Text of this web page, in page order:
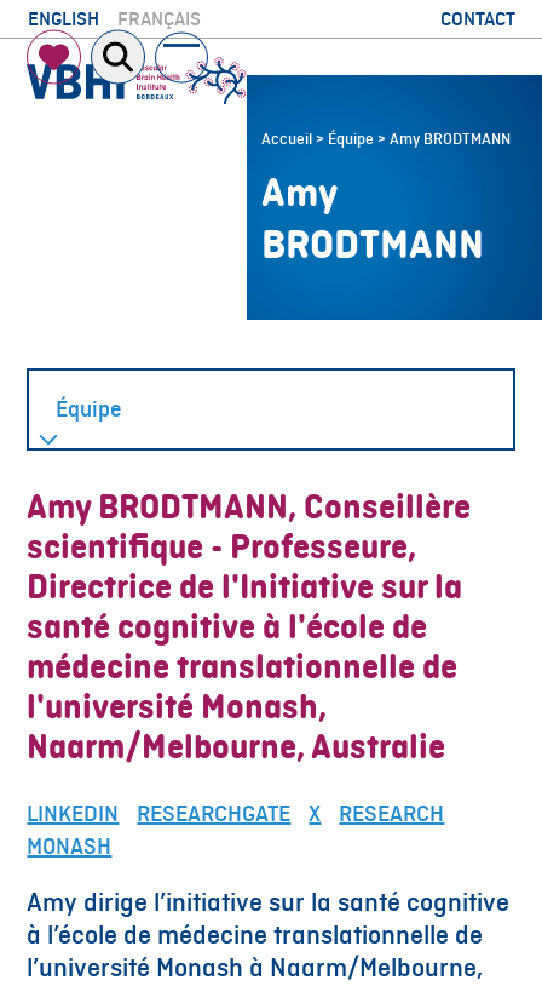
Skip
to
content
ENGLISH FRANÇAIS CONTACT
Open
mobile
Close
mobile
Amy
BRODTMANN
Accueil > Équipe >Amy BRODTMANN
Amy BRODTMANN, Conseillère
scientifique - Professeure,
Directrice de l'Initiative sur la
santé cognitive à l'école de
médecine translationnelle de
l'université Monash,
Naarm/Melbourne, Australie
LINKEDIN RESEARCHGATE X
RESEARCH
MONASH
Amy dirige l’initiative sur la santé cognitive
à l’école de médecine translationnelle de
l’université Monash à Naarm/Melbourne,